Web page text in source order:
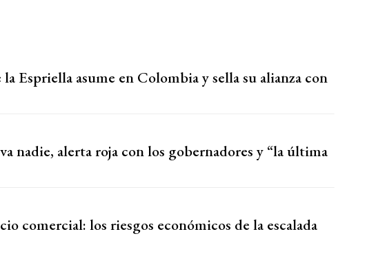
la Espriella asume en Colombia y sella su alianza con
nadie, alerta roja con los gobernadores y “la última
comercial: los riesgos económicos de la escalada